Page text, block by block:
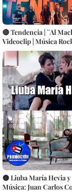
🔴 Tendencia | ¨Al
Videoclip | Música
🟡 Liuba María Hevia
Música: Juan Carlos